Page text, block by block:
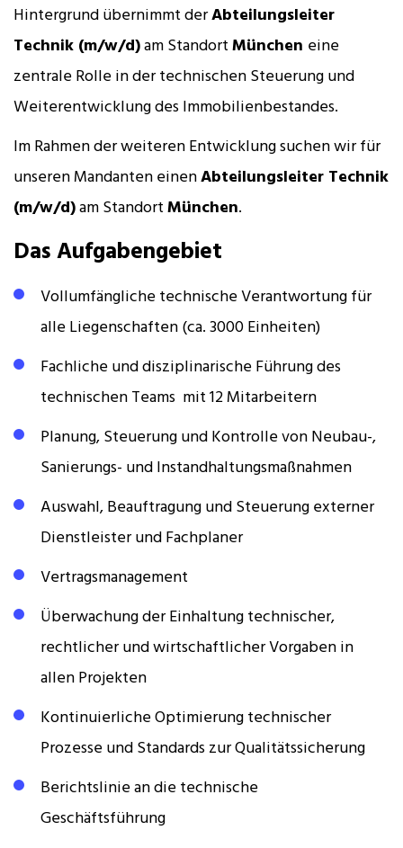
Hintergrund übernimmt derAbteilungsleiter
Technik (m/w/d)am StandortMünchen eine
zentrale Rolle in der technischen Steuerung und
Weiterentwicklung des Immobilienbestandes.
Im Rahmen der weiteren Entwicklung suchen wir für
unseren Mandanten einenAbteilungsleiter Technik
(m/w/d)am StandortMünchen.
Das Aufgabengebiet
Vollumfängliche technische Verantwortung für
alle Liegenschaften (ca. 3000 Einheiten)
Fachliche und disziplinarische Führung des
technischen Teams mit 12 Mitarbeitern
Planung, Steuerung und Kontrolle von Neubau-,
Sanierungs- und Instandhaltungsmaßnahmen
Auswahl, Beauftragung und Steuerung externer
Dienstleister und Fachplaner
Vertragsmanagement
Überwachung der Einhaltung technischer,
rechtlicher und wirtschaftlicher Vorgaben in
allen Projekten
Kontinuierliche Optimierung technischer
Prozesse und Standards zur Qualitätssicherung
Berichtslinie an die technische
Geschäftsführung